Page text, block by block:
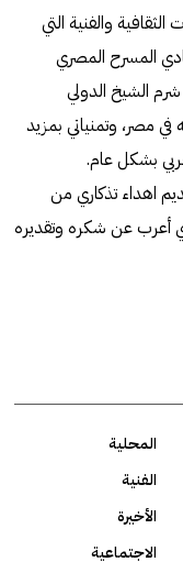
والفنية التي
المسرح المصري
الشيخ الدولي
مصر، وتمنياتي بمزيد
بشكل عام.
اهداء تذكاري من
أعرب عن شكره وتقديره
المحلية
الفنية
الأخيرة
الاجتماعية